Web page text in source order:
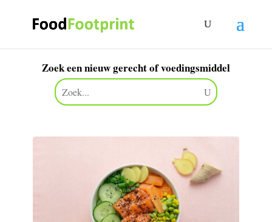
Zoek een nieuw gerecht of voedingsmiddel